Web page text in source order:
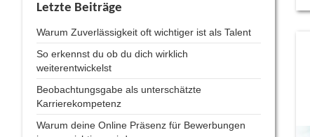
Letzte Beiträge
Warum Zuverlässigkeit oft wichtiger ist als Talent
So erkennst du ob du dich wirklich
weiterentwickelst
Beobachtungsgabe als unterschätzte
Karrierekompetenz
Warum deine Online Präsenz für Bewerbungen